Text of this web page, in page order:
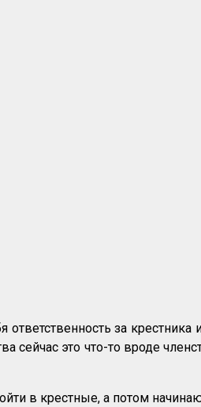
за крестника
сейчас это что-то вроде
в крестные, а потом